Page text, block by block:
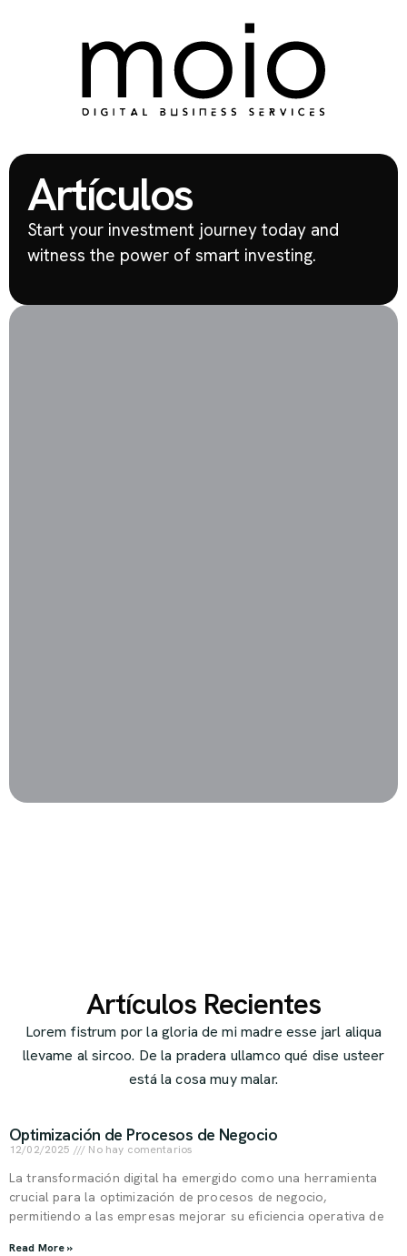
Artículos
Start your investment journey today and
witness the power of smart investing.
Artículos Recientes
Lorem fistrum por la gloria de mi madre esse jarl aliqua
llevame al sircoo. De la pradera ullamco qué dise usteer
está la cosa muy malar.
Optimización de Procesos de Negocio
12/02/2025 No hay comentarios
La transformación digital ha emergido como una herramienta
crucial para la optimización de procesos de negocio,
permitiendo a las empresas mejorar su eficiencia operativa de
Read More »